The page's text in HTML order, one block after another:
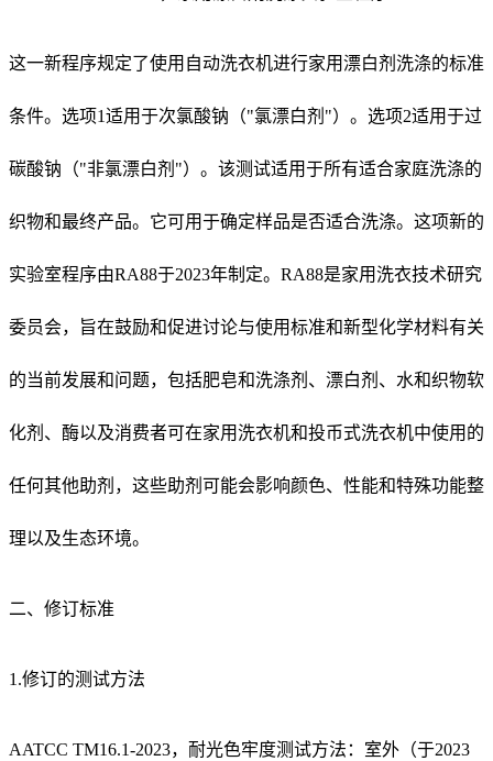
这一新程序规定了使用自动洗衣机进行家用漂白剂洗涤的标准
条件。选项1适用于次氯酸钠（"氯漂白剂"）。选项2适用于过
碳酸钠（"非氯漂白剂"）。该测试适用于所有适合家庭洗涤的
织物和最终产品。它可用于确定样品是否适合洗涤。这项新的
实验室程序由RA88于2023年制定。RA88是家用洗衣技术研究
委员会，旨在鼓励和促进讨论与使用标准和新型化学材料有关
的当前发展和问题，包括肥皂和洗涤剂、漂白剂、水和织物软
化剂、酶以及消费者可在家用洗衣机和投币式洗衣机中使用的
任何其他助剂，这些助剂可能会影响颜色、性能和特殊功能整
理以及生态环境。
二、修订标准
1.修订的测试方法
AATCC TM16.1-2023，耐光色牢度测试方法：室外（于2023